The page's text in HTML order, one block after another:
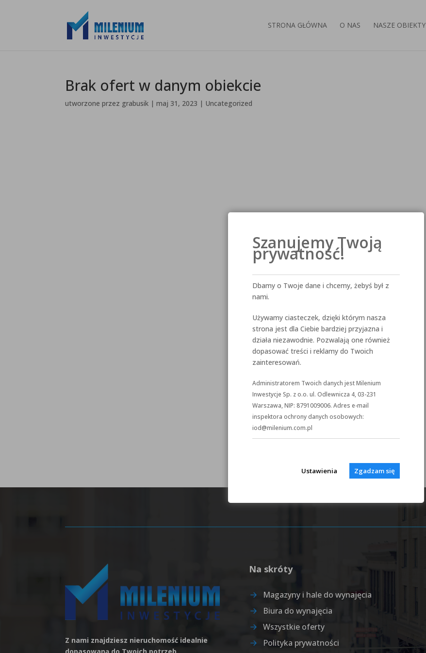
STRONA GŁÓWNA O NAS NASZE OBIEKTY
Brak ofert w danym obiekcie
utworzone przez grabusik |maj 31, 2023 | Uncategorized
Z nami znajdziesz nieruchomość idealnie
Na skróty
Magazyny i hale do wynajęcia
Biura do wynajęcia
Wszystkie oferty
Polityka prywatności
Szanujemy Twoją
prywatność!
Dbamy o Twoje dane i chcemy, żebyś był z
nami.
Używamy ciasteczek, dzięki którym nasza
strona jest dla Ciebie bardziej przyjazna i
działa niezawodnie. Pozwalają one również
dopasować treści i reklamy do Twoich
zainteresowań.
Administratorem Twoich danych jest Milenium
Inwestycje Sp. z o.o. ul. Odlewnicza 4, 03-231
Warszawa, NIP: 8791009006. Adres e-mail
inspektora ochrony danych osobowych:
iod@milenium.com.pl
Ustawienia Zgadzam się